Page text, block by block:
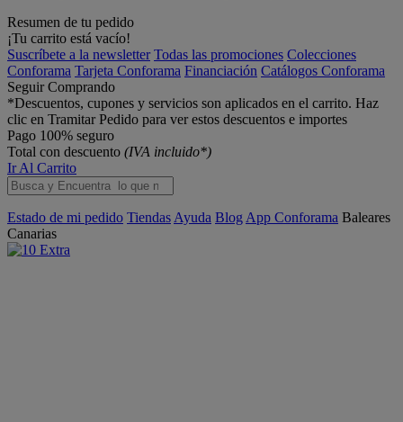
Resumen de tu pedido
¡Tu carrito está vacío!
Suscríbete a la newsletter Todas las promociones Colecciones
Conforama Tarjeta Conforama Financiación Catálogos Conforama
Seguir Comprando
*Descuentos, cupones y servicios son aplicados en el carrito. Haz
clic en Tramitar Pedido para ver estos descuentos e importes
Pago 100% seguro
Total con descuento (IVA incluido*)
Ir Al Carrito
Estado de mi pedido Tiendas Ayuda Blog App Conforama Baleares
Canarias